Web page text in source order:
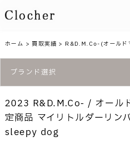
ホーム >買取実績 > R&D.M.Co-(オールド
ブランド選択
2023 R&D.M.Co- / オール
定商品 マイリトルダーリン
sleepy dog